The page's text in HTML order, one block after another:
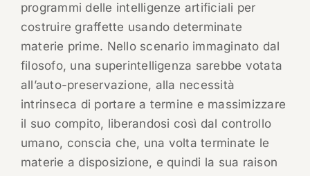
programmi delle intelligenze artificiali per
costruire graffette usando determinate
materie prime. Nello scenario immaginato dal
filosofo, una superintelligenza sarebbe votata
all’auto-preservazione, alla necessità
intrinseca di portare a termine e massimizzare
il suo compito, liberandosi così dal controllo
umano, conscia che, una volta terminate le
materie a disposizione, e quindi la sua raison